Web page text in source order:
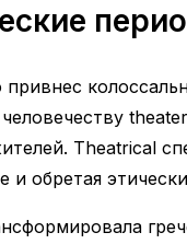
Theatrical
обретая